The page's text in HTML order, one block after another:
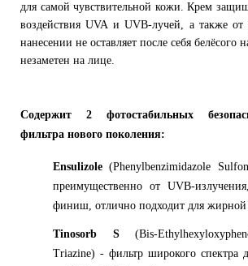
для самой чувствительной кожи. Крем
воздействия UVA и UVB-лучей, а также от
нанесении не оставляет после себя белёсого
незаметен на лице.
Содержит 2 фотостабильных
фильтра нового поколения:
Ensulizole (Phenylbenzimidazole
преимущественно от UVB-
финиш, отлично подходит для
Tinosorb S (Bis-
Triazine) - фильтр широкого спектра